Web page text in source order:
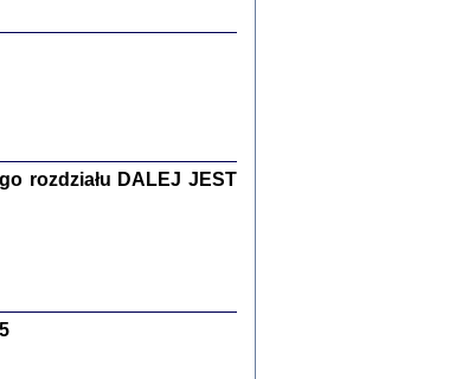
Warszawa 2019
rozdziału DALEJ JEST